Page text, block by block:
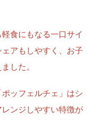
食にもなる一口サイ
アもしやすく、お子
した。
ッフェルチェ」はシ
ンジしやすい特徴が